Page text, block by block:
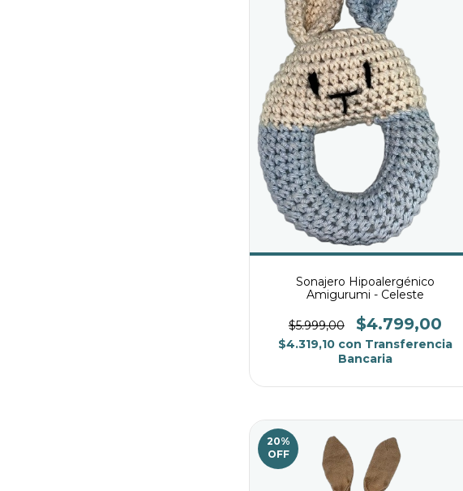
Sonajero Hipoalergénico
Amigurumi - Celeste
$5.999,00 $4.799,00
$4.319,10 con Transferencia
Bancaria
20%
OFF